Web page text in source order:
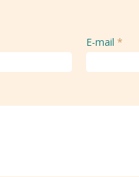
E-mail *